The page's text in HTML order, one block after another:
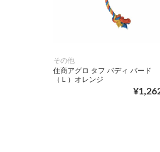
その他
住商アグロ タフ バディ バード
（Ｌ）オレンジ